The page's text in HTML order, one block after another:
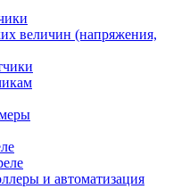
величин (напряжения,
и автоматизация